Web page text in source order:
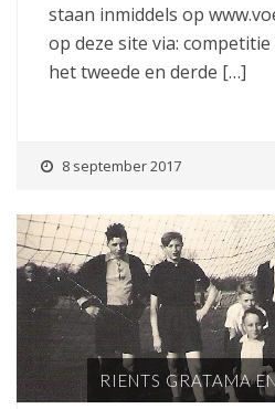
staan inmiddels op
op deze site via:
het tweede en derde […]
8 september 2017
RIENTS GRATAMA